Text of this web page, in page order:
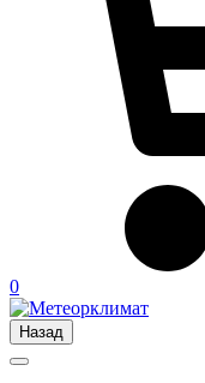
0
Назад